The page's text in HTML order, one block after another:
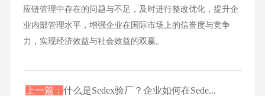
应链管理中存在的问题与不足，及时进行整改优化，提升企
业内部管理水平，增强企业在国际市场上的信誉度与竞争
力，实现经济效益与社会效益的双赢。
上一篇：什么是Sedex验厂？企业如何在Sede...